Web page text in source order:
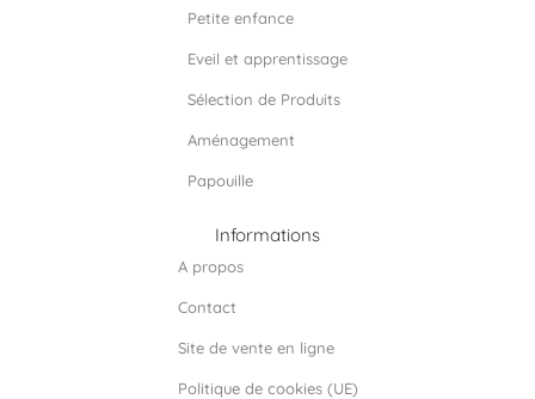
k a
m
Petite enfance
Eveil et apprentissage
Sélection de Produits
Aménagement
Papouille
Informations
A propos
Contact
Site de vente en ligne
Politique de cookies (UE)